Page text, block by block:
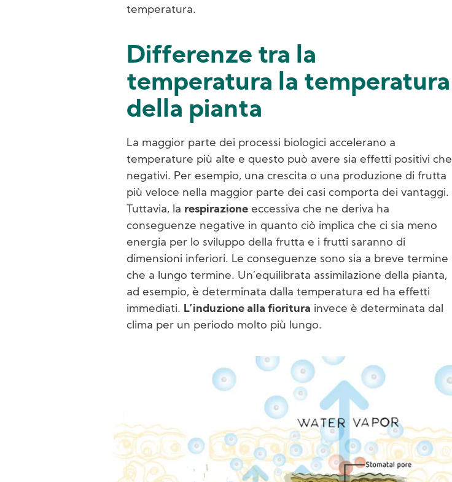
temperatura.
Differenze tra la
temperatura la temperatura
della pianta
La maggior parte dei processi biologici accelerano a
temperature più alte e questo può avere sia effetti positivi che
negativi. Per esempio, una crescita o una produzione di frutta
più veloce nella maggior parte dei casi comporta dei vantaggi.
Tuttavia, la respirazione eccessiva che ne deriva ha
conseguenze negative in quanto ciò implica che ci sia meno
energia per lo sviluppo della frutta e i frutti saranno di
dimensioni inferiori. Le conseguenze sono sia a breve termine
che a lungo termine. Un’equilibrata assimilazione della pianta,
ad esempio, è determinata dalla temperatura ed ha effetti
immediati. L’induzione alla fioritura invece è determinata dal
clima per un periodo molto più lungo.